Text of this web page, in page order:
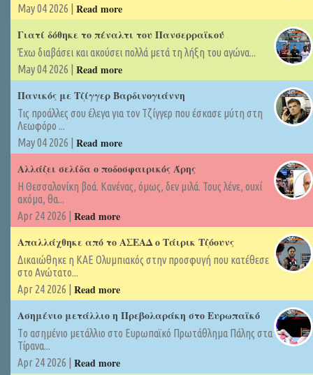
May 04 2026 | Read more
Γιατί δόθηκε το πέναλτι του Πανσερραϊκού
Έχω διαβάσει και ακούσει πολλά μετά τη λήξη του αγώνα...
May 04 2026 | Read more
Πανικός με Τζίγγερ Βαρδινογιάννη
Τις προάλλες σου έλεγα για τον Τζίγγερ που έσκασε μύτη στη
Λεωφόρο ...
May 04 2026 | Read more
Αλλάζει σελίδα ο ποδοσφαιρικός Άρης
Η Θεσσαλονίκη βοά. Κανένας, όμως, δεν μιλά. Τους λένε, ουχί
ακόμα, θα...
Apr 24 2026 | Read more
Απαλλάχθηκε από το ΑΣΕΑΔ ο Τάιρικ Τζόουνς
Δικαιώθηκε η ΚΑΕ Ολυμπιακός στην προσφυγή που κατέθεσε
στο Ανώτατο...
Apr 24 2026 | Read more
Ασημένιο μετάλλιο η Πρεβολαράκη στο Ευρωπαϊκό
Tο ασημένιο μετάλλιο στο Ευρωπαϊκό Πρωτάθλημα Πάλης στα
Τίρανα...
Apr 24 2026 | Read more